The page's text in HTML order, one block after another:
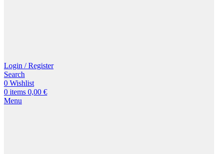
Login / Register
Search
0 Wishlist
0 items 0,00 €
Menu